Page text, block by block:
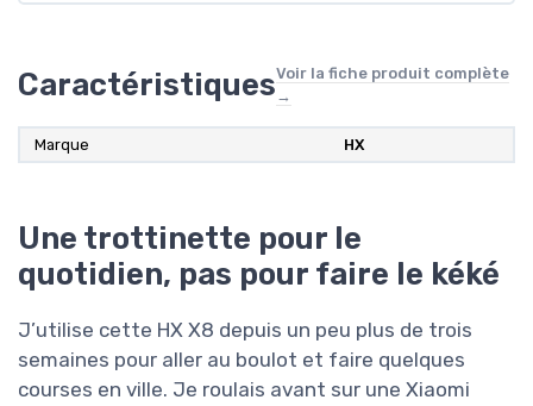
CaractéristiquesVoir la fiche produit complète
→
Marque HX
Une trottinette pour le
quotidien, pas pour faire le kéké
J’utilise cette HX X8 depuis un peu plus de trois
semaines pour aller au boulot et faire quelques
courses en ville. Je roulais avant sur une Xiaomi